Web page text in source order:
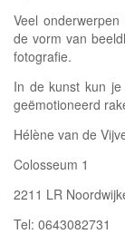
Veel
de vorm van
fotografie.
In de kunst kun
geëmotioneerd
Hélène van de
Colosseum 1
2211 LR
Tel: 0643082731